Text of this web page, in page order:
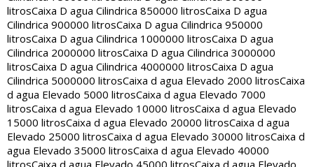
litrosCaixa D agua Cilindrica 850000 litrosCaixa D agua
Cilindrica 900000 litrosCaixa D agua Cilindrica 950000
litrosCaixa D agua Cilindrica 1000000 litrosCaixa D agua
Cilindrica 2000000 litrosCaixa D agua Cilindrica 3000000
litrosCaixa D agua Cilindrica 4000000 litrosCaixa D agua
Cilindrica 5000000 litrosCaixa d agua Elevado 2000 litrosCaixa
d agua Elevado 5000 litrosCaixa d agua Elevado 7000
litrosCaixa d agua Elevado 10000 litrosCaixa d agua Elevado
15000 litrosCaixa d agua Elevado 20000 litrosCaixa d agua
Elevado 25000 litrosCaixa d agua Elevado 30000 litrosCaixa d
agua Elevado 35000 litrosCaixa d agua Elevado 40000